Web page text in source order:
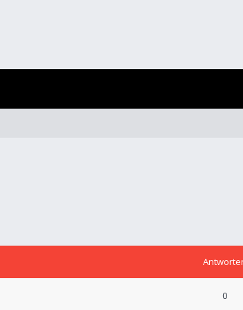
0